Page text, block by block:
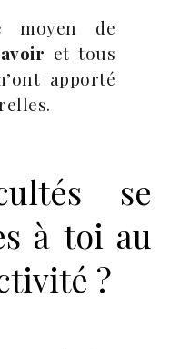
moyen de
et tous
apporté
se
à toi au
?